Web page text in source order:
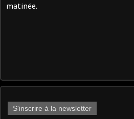
matinée.
S'inscrire à la newsletter